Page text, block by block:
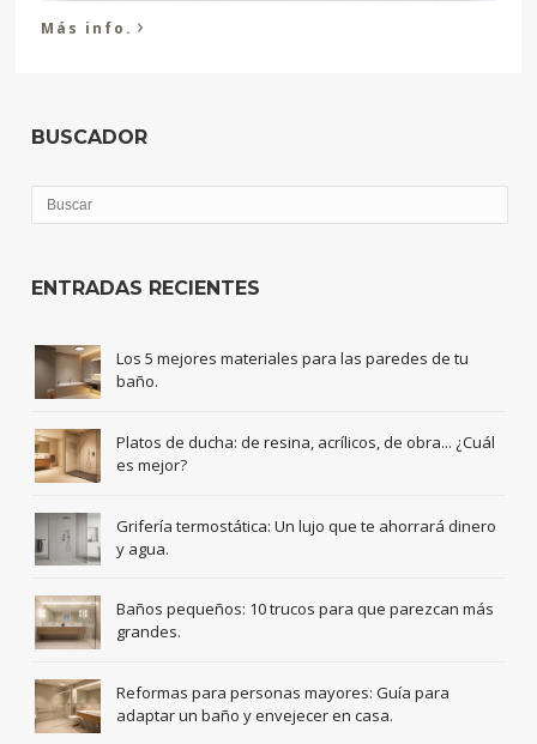
Más info. ›
BUSCADOR
ENTRADAS RECIENTES
Los 5 mejores materiales para las paredes de tu
baño.
Platos de ducha: de resina, acrílicos, de obra... ¿Cuál
es mejor?
Grifería termostática: Un lujo que te ahorrará dinero
y agua.
Baños pequeños: 10 trucos para que parezcan más
grandes.
Reformas para personas mayores: Guía para
adaptar un baño y envejecer en casa.